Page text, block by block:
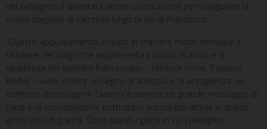
del pellegrino è diventata anche un’occasione per inaugurare la
nuova stagione di cammini lungo la Via di Francesco.
“Questo appuntamento, vissuto in maniera molto semplice e
familiare, nel luogo che rappresenta il punto di arrivo e di
ripartenza del sentiero francescano – riferisce mons. Paolucci
Bedini – vuole essere un segno di amicizia e di accoglienza nei
confronti dei pellegrini. Dietro c’è sempre un grande messaggio di
pace e
di riconciliazione, purtroppo ancora più attuali in questi
giorni tristi di guerra. Sono questi i giorni in cui i pellegrini